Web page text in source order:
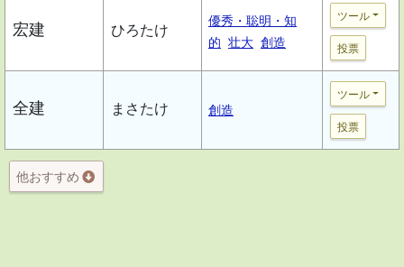
宏建 ひろたけ
優秀・聡明・知
的 壮大 創造
ツール
投票
全建 まさたけ 創造
ツール
投票
他おすすめ